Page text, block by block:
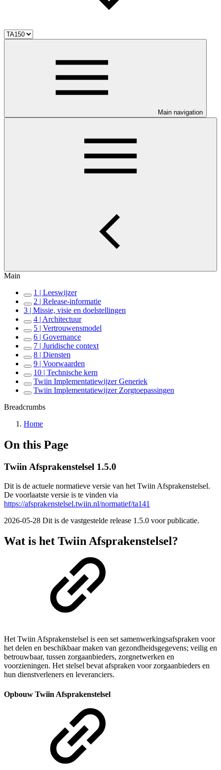
Main navigation
Main
1 | Leeswijzer
2 | Release-informatie
3 | Missie, visie en doelstellingen
4 | Architectuur
5 | Vertrouwensmodel
6 | Governance
7 | Juridische context
8 | Diensten
9 | Voorwaarden
10 | Technische kern
Twiin Implementatiewijzer Generiek
Twiin Implementatiewijzer Zorgtoepassingen
Breadcrumbs
Home
On this Page
Twiin Afsprakenstelsel 1.5.0
Dit is de actuele normatieve versie van het Twiin Afsprakenstelsel.
De voorlaatste versie is te vinden via
https://afsprakenstelsel.twiin.nl/normatief/ta141
2026-05-28 Dit is de vastgestelde release 1.5.0 voor publicatie.
Wat is het Twiin Afsprakenstelsel?
Het Twiin Afsprakenstelsel is een set samenwerkingsafspraken voor
het delen en beschikbaar maken van gezondheidsgegevens; veilig en
betrouwbaar, tussen zorgaanbieders, zorgnetwerken en
voorzieningen. Het stelsel bevat afspraken voor zorgaanbieders en
hun dienstverleners en leveranciers.​
Opbouw Twiin Afsprakenstelsel